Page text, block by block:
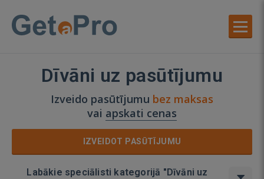
Dīvāni uz pasūtījumu
Izveido pasūtījumu bez maksas
vai apskati cenas
IZVEIDOT PASŪTĪJUMU
Labākie speciālisti kategorijā "Dīvāni uz